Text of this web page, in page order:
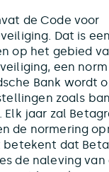
de Code voor
Dat is
op het gebied
een
Bank wordt
zoals
Elk jaar zal
de normering
betekent dat
de naleving van